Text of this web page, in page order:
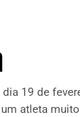
19 de
atleta